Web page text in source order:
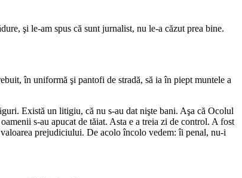
şi le-am spus că sunt jurnalist, nu le-a căzut prea bine.
în uniformă şi pantofi de stradă, să ia în piept muntele a
Există un litigiu, că nu s-au dat nişte bani. Aşa că Ocolul
s-au apucat de tăiat. Asta e a treia zi de control. A fost
prejudiciului. De acolo încolo vedem: îi penal, nu-i